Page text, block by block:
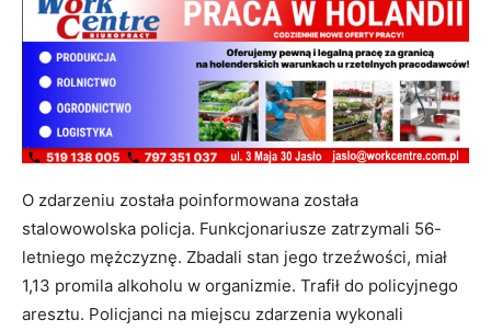
O zdarzeniu została poinformowana została
stalowowolska policja. Funkcjonariusze zatrzymali 56-
letniego mężczyznę. Zbadali stan jego trzeźwości, miał
1,13 promila alkoholu w organizmie. Trafił do policyjnego
aresztu. Policjanci na miejscu zdarzenia wykonali